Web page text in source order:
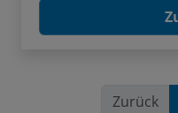
Zurück